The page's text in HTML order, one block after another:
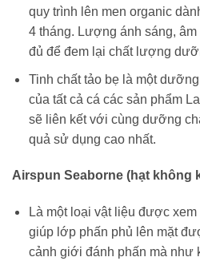
quy trình lên men organic
4 tháng. Lượng ánh sáng,
đủ để đem lại chất lượng
Tinh chất tảo bẹ là một
của tất cả cá các sản phẩm
sẽ liên kết với cùng dưỡng
quả sử dụng cao nhất.
Airspun Seaborne (hạt không
Là một loại vật liệu được
giúp lớp phấn phủ lên mặt
cảnh giới đánh phấn mà như